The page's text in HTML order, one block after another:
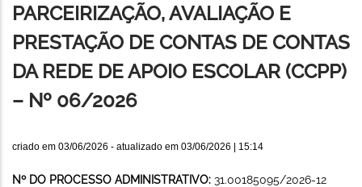
PARCEIRIZAÇÃO, AVALIAÇÃO E
PRESTAÇÃO DE CONTAS DE CONTAS
DA REDE DE APOIO ESCOLAR (CCPP)
– Nº 06/2026
criado em 03/06/2026 - atualizado em 03/06/2026 | 15:14
Nº DO PROCESSO ADMINISTRATIVO: 31.00185095/2026-12